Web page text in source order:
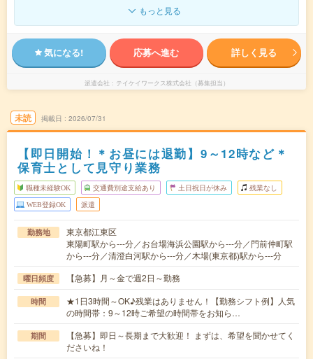
もっと見る
気になる! 応募へ進む 詳しく見る
派遣会社 テイケイワークス株式会社（募集担当）
未読 掲載日 2026/07/31
【即日開始！＊お昼には退勤】9～12時など＊
保育士として見守り業務
職種未経験OK 交通費別途支給あり 土日祝日が休み 残業なし
WEB登録OK 派遣
勤務地
東京都江東区
東陽町駅から---分／お台場海浜公園駅から---分／門前仲町駅
から---分／清澄白河駅から---分／木場(東京都)駅から---分
曜日頻度 【急募】月～金で週2日～勤務
時間
★1日3時間～OK♪残業はありません！【勤務シフト例】人気
の時間帯：9～12時ご希望の時間帯をお知ら…
期間
【急募】即日～長期まで大歓迎！ まずは、希望を聞かせてく
ださいね！